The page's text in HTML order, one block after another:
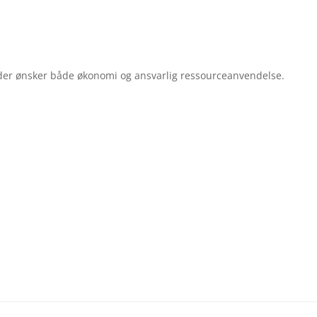
ønsker både økonomi og ansvarlig ressourceanvendelse.